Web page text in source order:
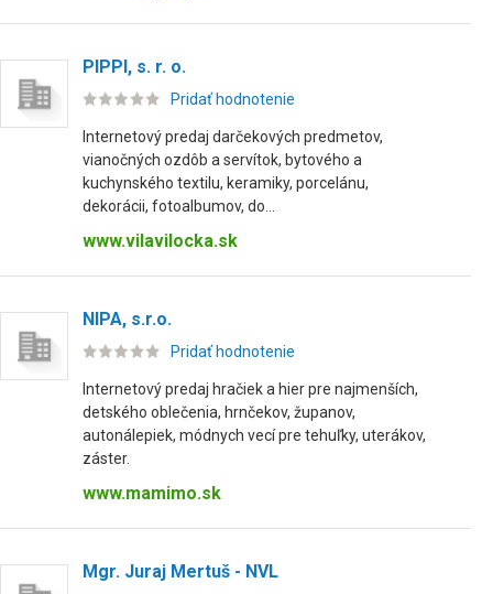
PIPPI, s. r. o.
Pridať hodnotenie
Internetový predaj darčekových predmetov,
vianočných ozdôb a servítok, bytového a
kuchynského textilu, keramiky, porcelánu,
dekorácii, fotoalbumov, do...
www.vilavilocka.sk
NIPA, s.r.o.
Pridať hodnotenie
Internetový predaj hračiek a hier pre najmenších,
detského oblečenia, hrnčekov, županov,
autonálepiek, módnych vecí pre tehuľky, uterákov,
záster.
www.mamimo.sk
Mgr. Juraj Mertuš - NVL